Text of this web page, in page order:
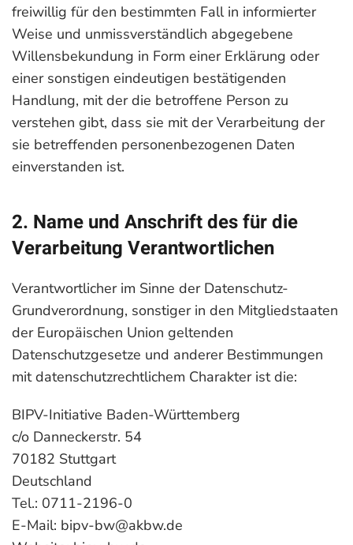
freiwillig für den bestimmten Fall in informierter
Weise und unmissverständlich abgegebene
Willensbekundung in Form einer Erklärung oder
einer sonstigen eindeutigen bestätigenden
Handlung, mit der die betroffene Person zu
verstehen gibt, dass sie mit der Verarbeitung der
sie betreffenden personenbezogenen Daten
einverstanden ist.
2. Name und Anschrift des für die
Verarbeitung Verantwortlichen
Verantwortlicher im Sinne der Datenschutz-
Grundverordnung, sonstiger in den Mitgliedstaaten
der Europäischen Union geltenden
Datenschutzgesetze und anderer Bestimmungen
mit datenschutzrechtlichem Charakter ist die:
BIPV-Initiative Baden-Württemberg
c/o Danneckerstr. 54
70182 Stuttgart
Deutschland
Tel.: 0711-2196-0
E-Mail: bipv-bw@akbw.de